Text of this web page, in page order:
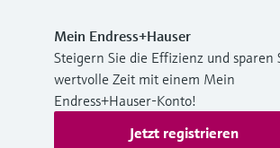
Mein Endress+Hauser
Steigern Sie die Effizienz und sparen
wertvolle Zeit mit einem Mein
Endress+Hauser-Konto!
Jetzt registrieren